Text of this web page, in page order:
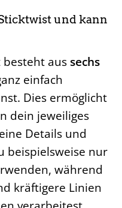
und kann
besteht aussechs
einfach
Dies ermöglicht
dein jeweiliges
Details und
beispielsweise nur
während
kräftigere Linien